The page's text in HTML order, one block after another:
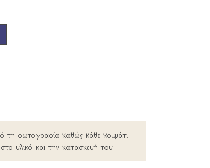
τη φωτογραφία καθώς κάθε κομμάτι
στο υλικό και την κατασκευή του